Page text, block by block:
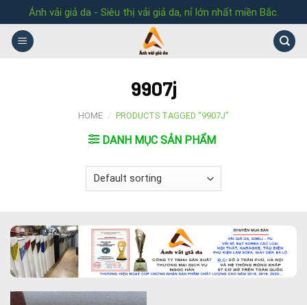
to
content
Ánh vải giả da - Siêu thị vải giả da, nỉ lớn nhất miền Bắc.
9907j
HOME / PRODUCTS TAGGED “9907J”
DANH MỤC SẢN PHẨM